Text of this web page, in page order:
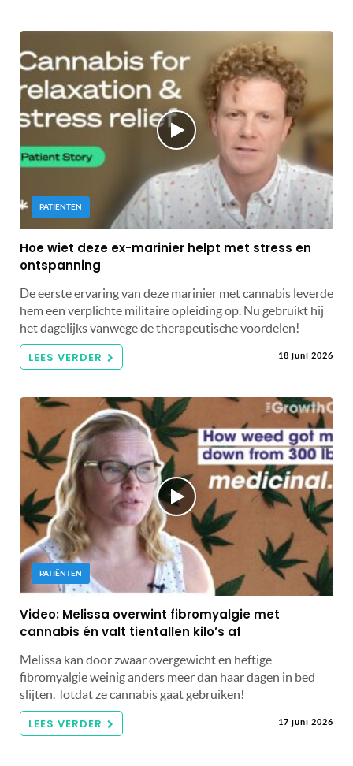
PATIËNTEN
Hoe wiet deze ex-marinier helpt met stress en
ontspanning
De eerste ervaring van deze marinier met cannabis leverde
hem een ​​verplichte militaire opleiding op. Nu gebruikt hij
het dagelijks vanwege de therapeutische voordelen!
LEES VERDER 18 juni 2026
PATIËNTEN
Video: Melissa overwint fibromyalgie met
cannabis én valt tientallen kilo’s af
Melissa kan door zwaar overgewicht en heftige
fibromyalgie weinig anders meer dan haar dagen in bed
slijten. Totdat ze cannabis gaat gebruiken!
LEES VERDER 17 juni 2026